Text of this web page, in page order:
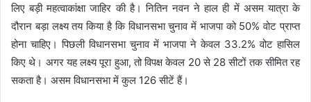
लिए बड़ी महत्वाकांक्षा जाहिर की है। नितिन नवन ने हाल ही में असम यात्रा के
दौरान बड़ा लक्ष्य तय किया है कि विधानसभा चुनाव में भाजपा को 50% वोट प्राप्त
होना चाहिए। पिछली विधानसभा चुनाव में भाजपा ने केवल 33.2% वोट हासिल
किए थे। अगर यह लक्ष्य पूरा हुआ, तो विपक्ष केवल 20 से 28 सीटों तक सीमित रह
सकता है। असम विधानसभा में कुल 126 सीटें हैं।